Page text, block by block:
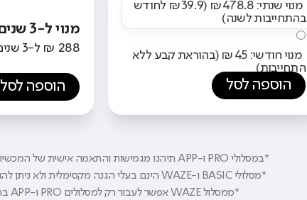
מנוי שנתי: ₪478.8 (₪39.9 לחודש
בהתחייבות לשנה)
מנוי חודשי: ₪45 (בהוראת קבע ללא
התחייבות)
הוספה לסל
מנוי ל-3 שנים
288 ₪ ל-3 שנים (8 ₪ לחודש)
הוספה לסל
*במסלולי PRO ו-APP תיהנו מגמישות והתאמה אישית של המכשיר והאפליקציות לצרכים שלכם
*מסלולי BASIC ו-WAZE הינם בעלי הגנה מקסימלית ולא ניתן להוסיף בהם אפליקציות נוספות
*ממסלול WAZE אפשר לעבור רק למסלולים PRO ו-APP בהתאם לתנאי התכנית